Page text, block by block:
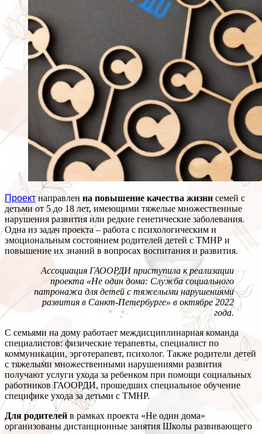
Проектнаправленна повышение качества жизни семей с
детьми от 5 до 18 лет, имеющими тяжелые множественные
нарушения развития или редкие генетические заболевания.
Одна из задач проекта – работа с психологическим и
эмоциональным состоянием родителей детей с ТМНР и
повышение их знаний в вопросах воспитания и развития.
Ассоциация ГАООРДИ приступила к реализации
проекта «Не один дома: Служба социального
патронажа для детей с тяжелыми нарушениями
развития в Санкт-Петербурге» в октябре 2022
года.
С семьями на дому работает междисциплинарная команда
специалистов: физические терапевты, специалист по
коммуникации, эрготерапевт, психолог. Также родители детей
с тяжелыми множественными нарушениями развития
получают услуги ухода за ребенком при помощи социальных
работников ГАООРДИ, прошедших специальное обучение
специфике ухода за детьми с ТМНР.
Для родителей в рамках проекта «Не один дома»
организованы дистанционные занятия Школы развивающего